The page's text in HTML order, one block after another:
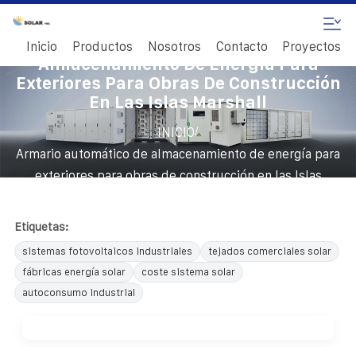
Inicio Productos Nosotros Contacto Proyectos
Armario Automático De
Almacenamiento De Energía Para
Exteriores Para Obras De Construcción
En Las Islas Marshall
INICIO/
Armario automático de almacenamiento de energía para
exteriores para obras de construcción en las Islas
Etiquetas:
sistemas fotovoltaicos industriales
tejados comerciales solar
fábricas energía solar
coste sistema solar
autoconsumo industrial